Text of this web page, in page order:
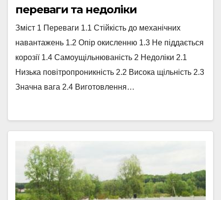
переваги та недоліки
Зміст 1 Переваги 1.1 Стійкість до механічних
навантажень 1.2 Опір окисленню 1.3 Не піддається
корозії 1.4 Самоущільнюваність 2 Недоліки 2.1
Низька повітропроникність 2.2 Висока щільність 2.3
Значна вага 2.4 Виготовлення…